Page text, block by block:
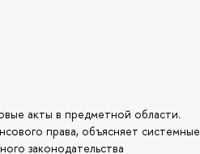
акты в предметной области.
права, объясняет системные
законодательства